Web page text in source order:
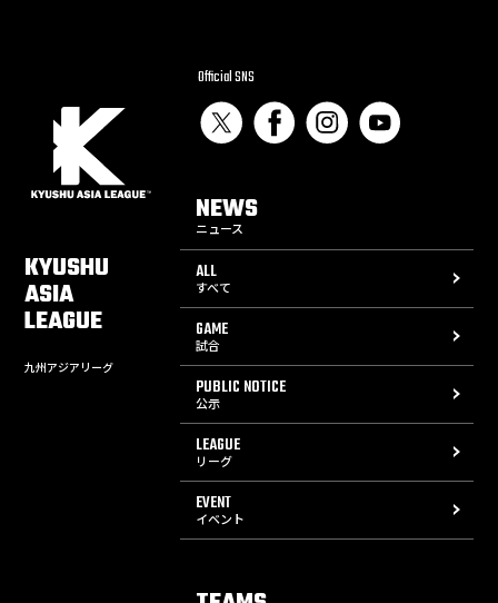
KYUSHU
ASIA
LEAGUE
九州アジアリーグ
Official SNS
NEWS
ニュース
ALL
すべて
GAME
試合
PUBLIC NOTICE
公示
LEAGUE
リーグ
EVENT
イベント